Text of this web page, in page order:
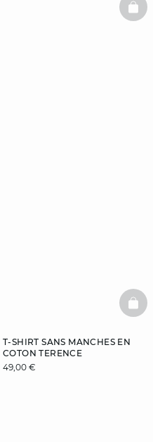
T-SHIRT SANS MANCHES EN
COTON TERENCE
49,00 €